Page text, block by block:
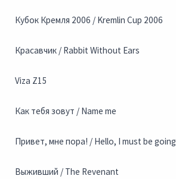
Кубок Кремля 2006 / Kremlin Cup 2006
Красавчик / Rabbit Without Ears
Viza Z15
Как тебя зовут / Name me
Привет, мне пора! / Hello, I must be going
Выживший / The Revenant